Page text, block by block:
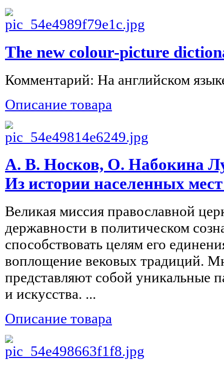
The new colour-picture
Комментарий: На английском
Описание товара
А. В. Носков, О. Набокина
Из истории населенных
Великая миссия православной
державности в политическом
способствовать целям его
воплощение вековых традиций.
представляют собой уникальные
и искусства. ...
Описание товара